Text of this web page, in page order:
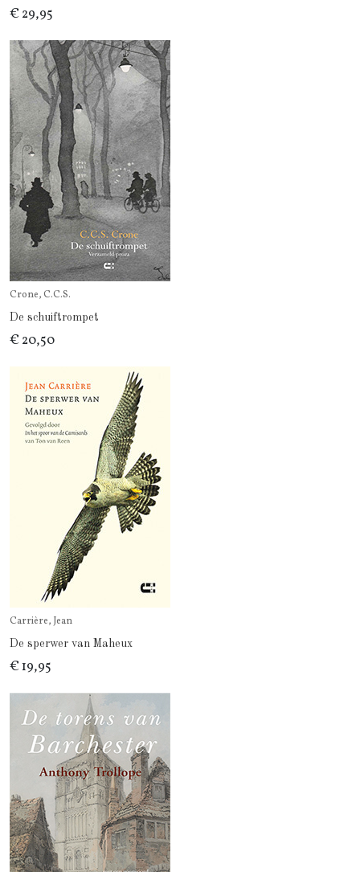
€ 29,95
Crone, C.C.S.
De schuiftrompet
€ 20,50
Carrière, Jean
De sperwer van Maheux
€ 19,95